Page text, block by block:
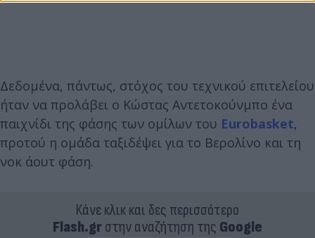
Δεδομένα, πάντως, στόχος του τεχνικού επιτελείου
ήταν να προλάβει ο Κώστας Αντετοκούνμπο ένα
παιχνίδι της φάσης των ομίλων του Eurobasket,
προτού η ομάδα ταξιδέψει για το Βερολίνο και τη
νοκ άουτ φάση.
Κάνε κλικ και δες περισσότερο
Flash.grστην αναζήτηση της Google